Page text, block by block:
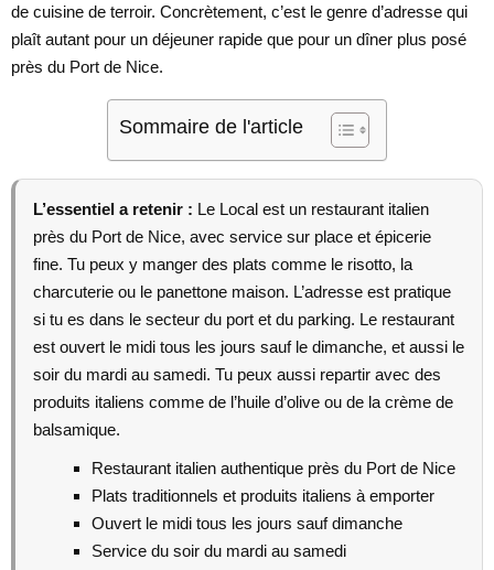
de cuisine de terroir. Concrètement, c’est le genre d’adresse qui
plaît autant pour un déjeuner rapide que pour un dîner plus posé
près du Port de Nice.
Sommaire de l'article
L’essentiel a retenir : Le Local est un restaurant italien
près du Port de Nice, avec service sur place et épicerie
fine. Tu peux y manger des plats comme le risotto, la
charcuterie ou le panettone maison. L’adresse est pratique
si tu es dans le secteur du port et du parking. Le restaurant
est ouvert le midi tous les jours sauf le dimanche, et aussi le
soir du mardi au samedi. Tu peux aussi repartir avec des
produits italiens comme de l’huile d’olive ou de la crème de
balsamique.
Restaurant italien authentique près du Port de Nice
Plats traditionnels et produits italiens à emporter
Ouvert le midi tous les jours sauf dimanche
Service du soir du mardi au samedi